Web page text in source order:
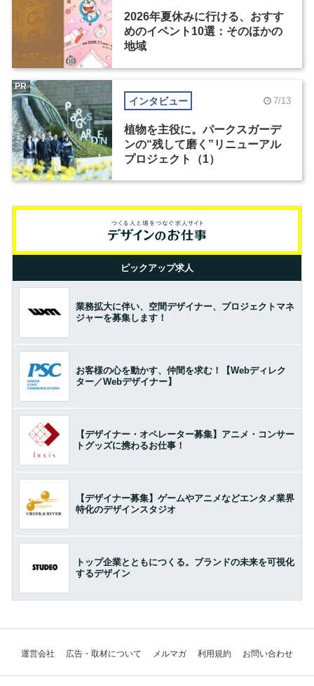
2026年夏休みに行ける、おすす
めのイベント10選：そのほかの
地域
インタビュー 7/13
植物を主役に。パークスガーデ
ンの“残して磨く”リニューアル
プロジェクト（1）
PR
ピックアップ求人
業務拡大に伴い、空間デザイナー、プロジェクトマネ
ジャーを募集します！
お客様の心を動かす、仲間を求む！【Webディレク
ター／Webデザイナー】
【デザイナー・オペレーター募集】アニメ・コンサー
トグッズに携わるお仕事！
【デザイナー募集】ゲームやアニメなどエンタメ業界
特化のデザインスタジオ
トップ企業とともにつくる。ブランドの未来を可視化
するデザイン
運営会社 広告・取材について メルマガ 利用規約 お問い合わせ